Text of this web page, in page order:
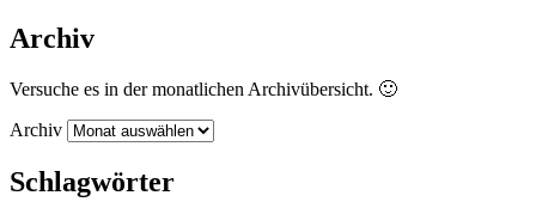
Archiv
Versuche es in der monatlichen Archivübersicht. 🙂
Archiv
Schlagwörter